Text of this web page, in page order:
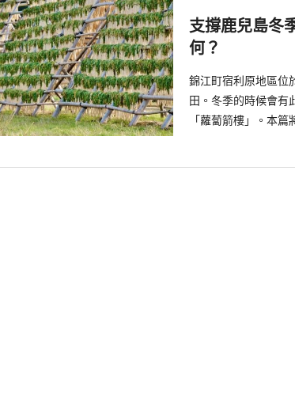
支撐鹿兒島冬
何？
錦江町宿利原地區位
田。冬季的時候會有
「蘿蔔箭樓」。本